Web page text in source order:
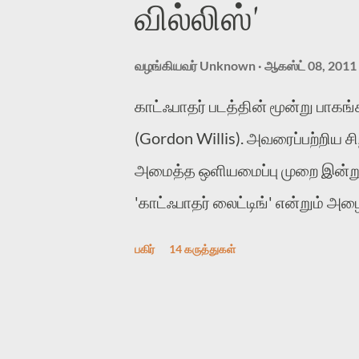
எடுத்துக்கொள்வோம். 'A'-வும் 'B'-
அவர்களைப் படம் பிடிக்க கேமராவை,
வில்லிஸ்'
வழங்கியவர்Unknown ஆகஸ்ட் 08, 2011
காட்ஃபாதர் படத்தின் மூன்று
(Gordon Willis). அவரைப்பற்றிய
அமைத்த ஒளியமைப்பு முறை இன்று
'காட்ஃபாதர் லைட்டிங்' என்றும்
ஒன்று, என கொடாக்கின் (Kodak)
பகிர் 14 கருத்துகள்